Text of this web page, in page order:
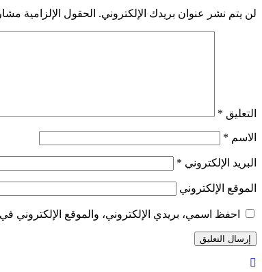
لن يتم نشر عنوان بريدك الإلكتروني. الحقول الإلزامية مشار
التعليق *
الاسم *
البريد الإلكتروني *
الموقع الإلكتروني
احفظ اسمي، بريدي الإلكتروني، والموقع الإلكتروني